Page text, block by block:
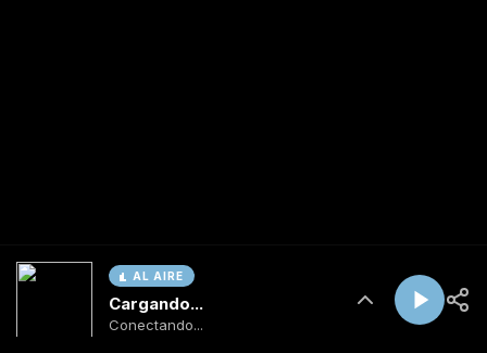
AL AIRE
Cargando...
Conectando...